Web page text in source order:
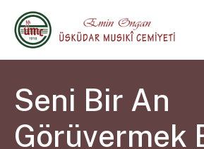
Seni Bir An
Görüvermek